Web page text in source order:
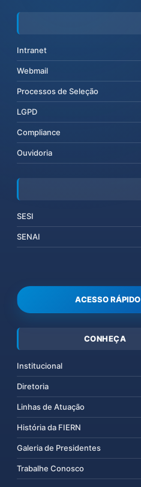
Intranet
Webmail
Processos de Seleção
LGPD
Compliance
Ouvidoria
SESI
SENAI
ACESSO RÁPIDO
CONHEÇA
Institucional
Diretoria
Linhas de Atuação
História da FIERN
Galeria de Presidentes
Trabalhe Conosco